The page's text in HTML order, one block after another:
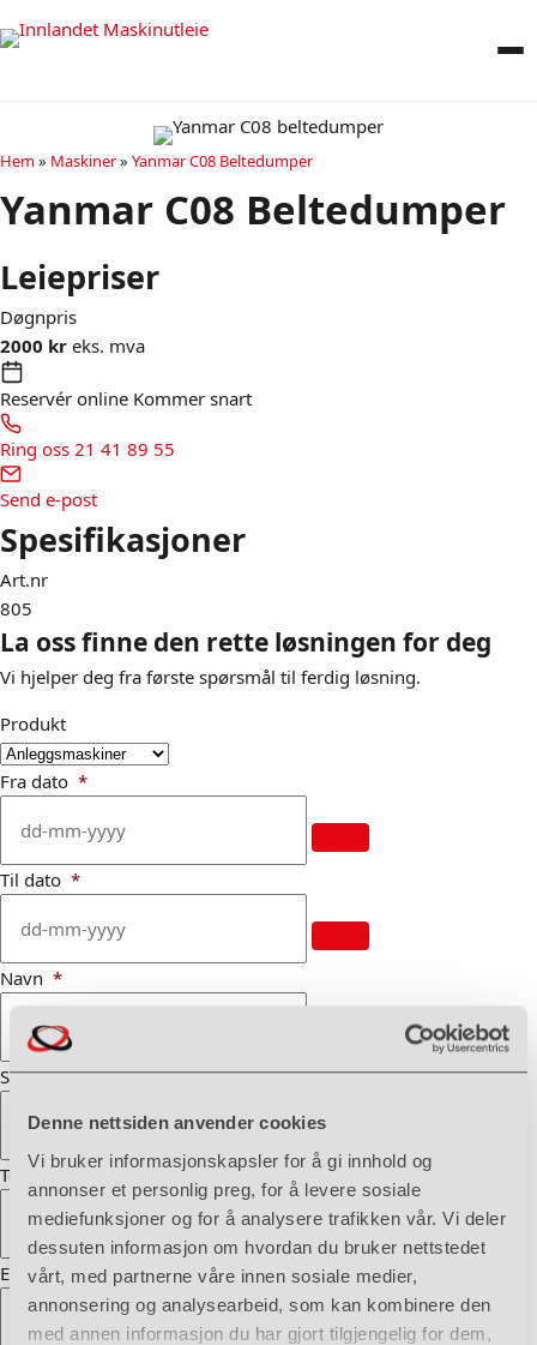
Denne nettsiden anvender cookies
Vi bruker informasjonskapsler for å gi innhold og
annonser et personlig preg, for å levere sosiale
mediefunksjoner og for å analysere trafikken vår. Vi deler
dessuten informasjon om hvordan du bruker nettstedet
vårt, med partnerne våre innen sosiale medier,
annonsering og analysearbeid, som kan kombinere den
med annen informasjon du har gjort tilgjengelig for dem,
Hem» Maskiner» Yanmar C08 Beltedumper
Yanmar C08 Beltedumper
Leiepriser
Døgnpris
2000 kr eks. mva
Reservér online Kommer snart
Ring oss 21 41 89 55
Send e-post
Spesifikasjoner
Art.nr
805
La oss finne den rette løsningen for deg
Vi hjelper deg fra første spørsmål til ferdig løsning.
Produkt
Fra dato *
Til dato *
Navn *
Sted og postnummer *
Telefon *
E-post